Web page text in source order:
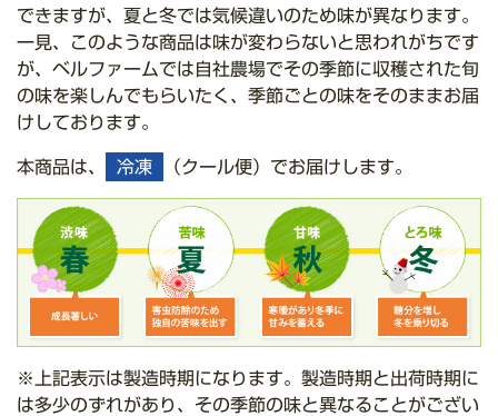
できますが、夏と冬では気候違いのため味が異なります。
一見、このような商品は味が変わらないと思われがちです
が、ベルファームでは自社農場でその季節に収穫された旬
の味を楽しんでもらいたく、季節ごとの味をそのままお届
けしております。
本商品は、 冷凍 （クール便）でお届けします。
※上記表示は製造時期になります。製造時期と出荷時期に
は多少のずれがあり、その季節の味と異なることがござい